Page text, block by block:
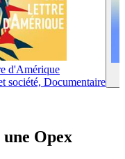
d'Amérique
société, Documentaire
Opex